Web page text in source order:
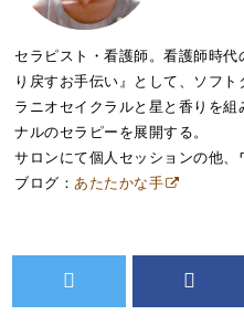
セラピスト・看護師。看護師時
り戻すお手伝い』として、ソフ
ラニオセイクラルと星と香りを
ナルのセラピーを展開する。
サロンにて個人セッションの他、
ブログ： あたたかな手